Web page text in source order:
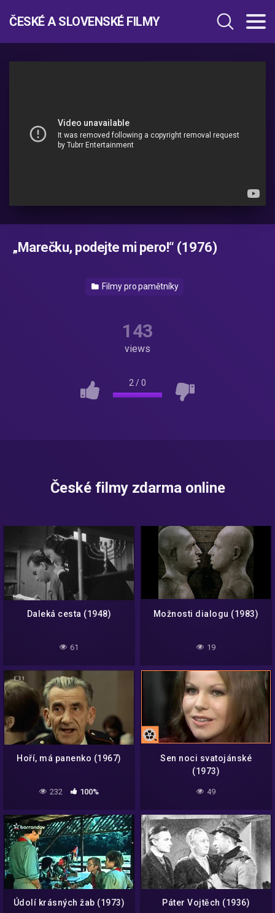
ČESKÉ A SLOVENSKÉ FILMY
„Marečku, podejte mi pero!“ (1976)
Filmy pro pamětníky
143
views
2 /0
České filmy zdarma online
Daleká cesta (1948)
61
Možnosti dialogu (1983)
19
Hoří, má panenko (1967)
232 100%
Sen noci svatojánské
(1973)
49
Údolí krásných žab (1973) Páter Vojtěch (1936)